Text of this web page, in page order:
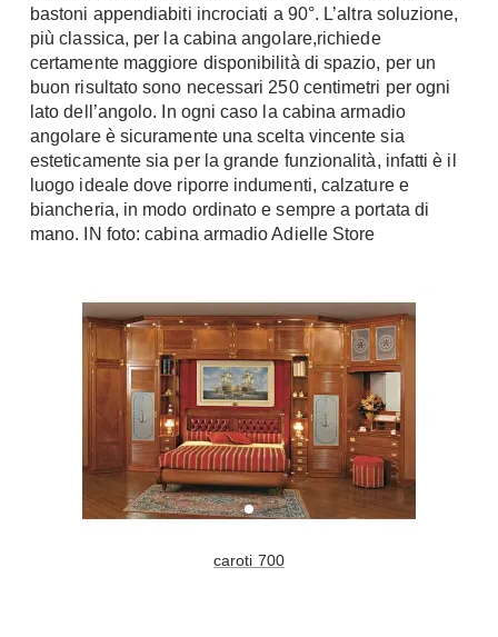
Complementi
Tavoli
Sedie
Tavolini
Tappeti
Oggettistica
Complementi arredo
Camere Matrimoniali
Letti
Comodino
Camere Classiche
Lenzuola
Piumini
Letti Contenitore
Pulizia
Detergenti
Stiro
Aspirapolvere
Lavapavimenti
Progetti
Ristrutturazione
Il Verde
Restauri
Impianti
Hi-Fi
Televisori
Hi-Fi
bastoni appendiabiti incrociati a 90°. L’altra soluzione,
più classica, per la cabina angolare,richiede
certamente maggiore disponibilità di spazio, per un
buon risultato sono necessari 250 centimetri per ogni
lato dell’angolo. In ogni caso la cabina armadio
angolare è sicuramente una scelta vincente sia
esteticamente sia per la grande funzionalità, infatti è il
luogo ideale dove riporre indumenti, calzature e
biancheria, in modo ordinato e sempre a portata di
mano. IN foto: cabina armadio Adielle Store
caroti 700